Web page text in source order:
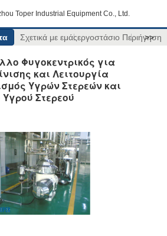
Toper Industrial Equipment Co., Ltd.
Σχετικά με εμάςεργοστάσιο Περιήγηση
>>
Φυγοκεντρικός για
και Λειτουργία
Υγρών Στερεών και
Στερεού